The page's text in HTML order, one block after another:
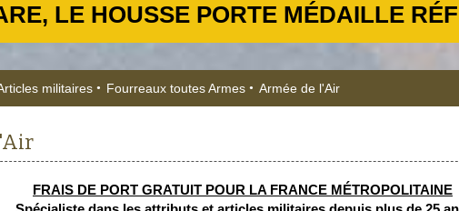
LE HOUSSE PORTE MÉDAILLE
militaires Fourreaux toutes Armes Armée de l'Air
FRAIS DE PORT GRATUIT POUR LA FRANCE MÉTROPOLITAINE